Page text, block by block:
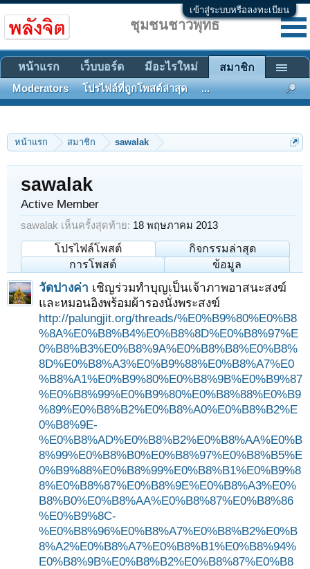
เข้าสู่ระบบหรือลงทะเบียน
หน้าแรก สมาชิก sawalak
sawalak
Active Member
sawalak เห็นครั้งสุดท้าย: 18 พฤษภาคม 2013
โปรไฟล์โพสต์
กิจกรรมล่าสุด
การโพสต์
ข้อมูล
วัดปางค่า เชิญร่วมทำบุญเป็นเจ้าภาพอาสนะสงฆ์
และหมอนอิงพร้อมผ้ารองนั่งพระสงฆ์
http://palungjit.org/threads/%E0%B9%80%E0%B8
%8A%E0%B8%B4%E0%B8%8D%E0%B8%97%E
0%B8%B3%E0%B8%9A%E0%B8%B8%E0%B8%
8D%E0%B8%A3%E0%B9%88%E0%B8%A7%E0
%B8%A1%E0%B9%80%E0%B8%9B%E0%B9%87
%E0%B8%99%E0%B9%80%E0%B8%88%E0%B9
%89%E0%B8%B2%E0%B8%A0%E0%B8%B2%E
0%B8%9E-
%E0%B8%AD%E0%B8%B2%E0%B8%AA%E0%B
8%99%E0%B8%B0%E0%B8%97%E0%B8%B5%E
0%B9%88%E0%B8%99%E0%B8%B1%E0%B9%8
8%E0%B8%87%E0%B8%9E%E0%B8%A3%E0%
B8%B0%E0%B8%AA%E0%B8%87%E0%B8%86
%E0%B9%8C-
%E0%B8%96%E0%B8%A7%E0%B8%B2%E0%B
8%A2%E0%B8%A7%E0%B8%B1%E0%B8%94%
E0%B8%9B%E0%B8%B2%E0%B8%87%E0%B8
ชุมชนชาวพุทธ
หน้าแรก เว็บบอร์ด มีอะไรใหม่ สมาชิก
Moderators โปรไฟล์ที่ถูกโพสต์ล่าสุด ...